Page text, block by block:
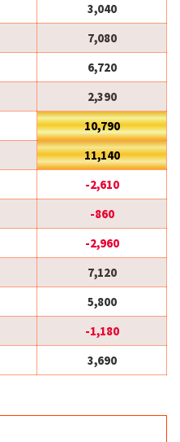
3,040
7,080
6,720
2,390
10,790
11,140
-2,610
-860
-2,960
7,120
5,800
-1,180
3,690